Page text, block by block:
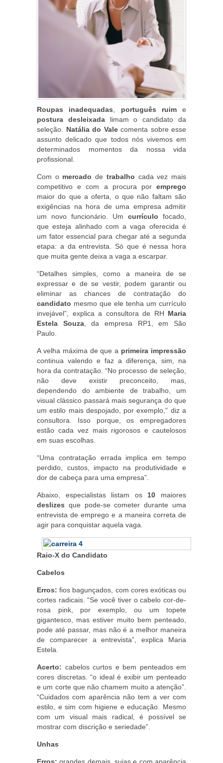
Roupas inadequadas português ruime
postura desleixadalimam o candidato da
seleção. Natália do Valecomenta sobre esse
assunto delicado que todos nós vivemos em
determinados momentos da nossa vida
profissional.
Com o mercado de trabalho cada vez mais
competitivo e com a procura por emprego
maior do que a oferta, o que não faltam são
exigências na hora de uma empresa admitir
um novo funcionário. Um currículo focado,
que esteja alinhado com a vaga oferecida é
um fator essencial para chegar até a segunda
etapa: a da entrevista. Só que é nessa hora
que muita gente deixa a vaga a escarpar.
“Detalhes simples, como a maneira de se
expressar e de se vestir, podem garantir ou
eliminar as chances de contratação do
candidato mesmo que ele tenha um currículo
invejável”, explica a consultora de RH Maria
Estela Souza, da empresa RP1, em São
Paulo.
A velha máxima de que a primeira impressão
continua valendo e faz a diferença, sim, na
hora da contratação. “No processo de seleção,
não deve existir preconceito, mas,
dependendo do ambiente de trabalho, um
visual clássico passará mais segurança do que
um estilo mais despojado, por exemplo,” diz a
consultora. Isso porque, os empregadores
estão cada vez mais rigorosos e cautelosos
em suas escolhas.
“Uma contratação errada implica em tempo
perdido, custos, impacto na produtividade e
dor de cabeça para uma empresa”.
Abaixo, especialistas listam os 10 maiores
deslizes que pode-se cometer durante uma
entrevista de emprego e a maneira correta de
agir para conquistar aquela vaga.
Raio-X do Candidato
Cabelos
Erros: fios bagunçados, com cores exóticas ou
cortes radicais. “Se você tiver o cabelo cor-de-
rosa pink, por exemplo, ou um topete
gigantesco, mas estiver muito bem penteado,
pode até passar, mas não é a melhor maneira
de comparecer a entrevista”, explica Maria
Estela.
Acerto: cabelos curtos e bem penteados em
cores discretas. “o ideal é exibir um penteado
e um corte que não chamem muito a atenção”.
“Cuidados com aparência não tem a ver com
estilo, e sim com higiene e educação. Mesmo
com um visual mais radical, é possível se
mostrar com discrição e seriedade”.
Unhas